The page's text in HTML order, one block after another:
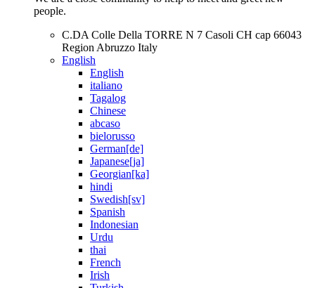
people.
C.DA Colle Della TORRE N 7 Casoli CH cap 66043
Region Abruzzo Italy
English
English
italiano
Tagalog
Chinese
abcaso
bielorusso
German[de]
Japanese[ja]
Georgian[ka]
hindi
Swedish[sv]
Spanish
Indonesian
Urdu
thai
French
Irish